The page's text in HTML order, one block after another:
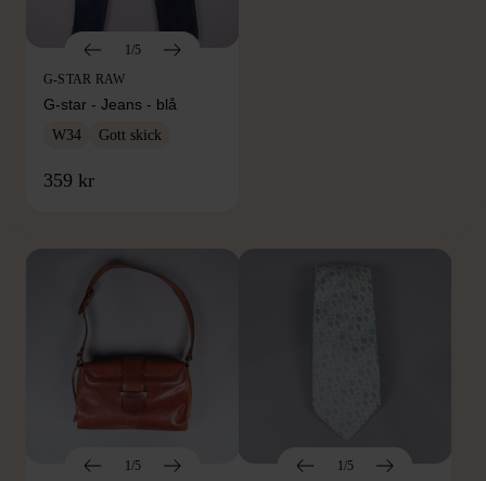
1/5
G-STAR RAW
G-star - Jeans - blå
W34 Gott skick
359 kr
FRÅN SAMMA VARUMÄRKE
1/5
1/5